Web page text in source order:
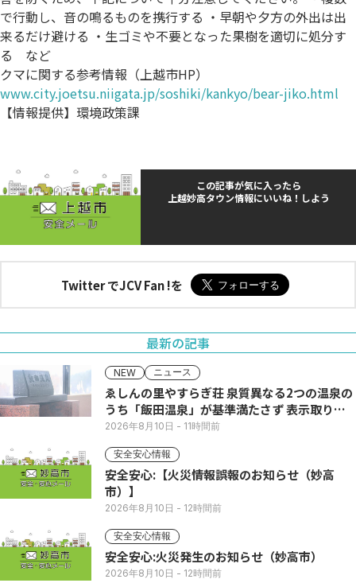
で行動し、音の鳴るものを携行する ・早朝や夕方の外出は出
来るだけ避ける ・生ゴミや不要となった果樹を適切に処分す
る など
クマに関する参考情報（上越市HP）
www.city.joetsu.niigata.jp/soshiki/kankyo/bear-jiko.html
【情報提供】環境政策課
この記事が気に入ったら
上越妙高タウン情報にいいね！しよう
Twitter でJCV Fan !を
最新の記事
NEW ニュース
ゑしんの里やすらぎ荘 泉質異なる2つの温泉の
うち「飯田温泉」が基準満たさず 表示取りや
め
2026年8月10日 - 11時間前
安全安心情報
安全安心:【火災情報誤報のお知らせ（妙高
市）】
2026年8月10日 - 12時間前
安全安心情報
安全安心:火災発生のお知らせ（妙高市）
2026年8月10日 - 12時間前